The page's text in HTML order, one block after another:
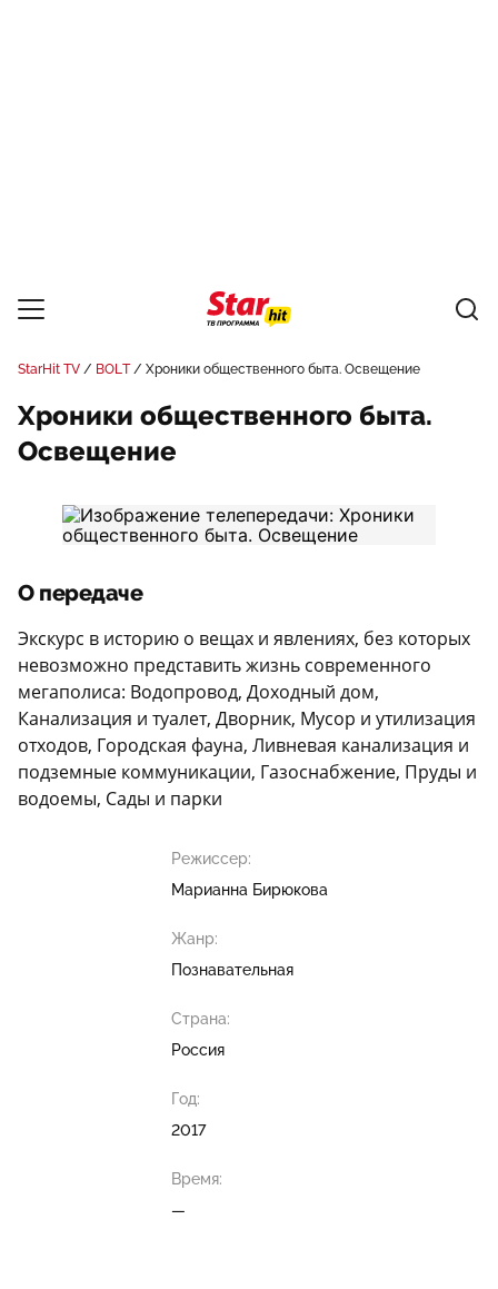
StarHit TV BOLT Хроники общественного быта. Освещение
Хроники общественного быта.
Освещение
О передаче
Экскурс в историю о вещах и явлениях, без которых
невозможно представить жизнь современного
мегаполиса: Водопровод, Доходный дом,
Канализация и туалет, Дворник, Мусор и утилизация
отходов, Городская фауна, Ливневая канализация и
подземные коммуникации, Газоснабжение, Пруды и
водоемы, Сады и парки
Режиссер:
Марианна Бирюкова
Жанр:
Познавательная
Страна:
Россия
Год:
2017
Время:
—